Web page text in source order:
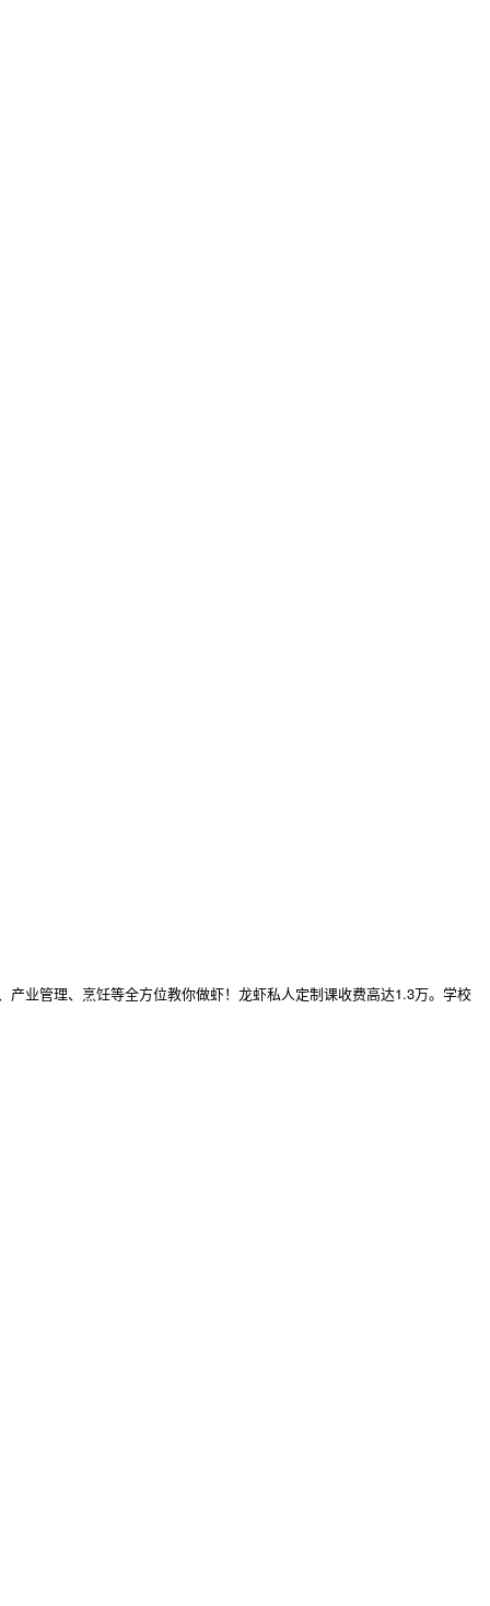
业管理、烹饪等全方位教你做虾！龙虾私人定制课收费高达1.3万。学校